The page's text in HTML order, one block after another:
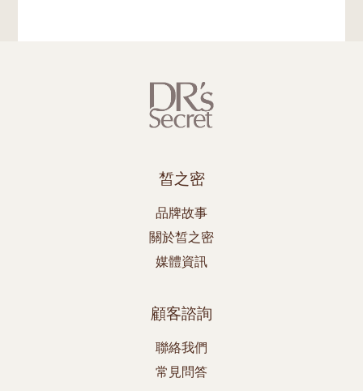
皙之密
品牌故事
關於皙之密
媒體資訊
顧客諮詢
聯絡我們
常見問答